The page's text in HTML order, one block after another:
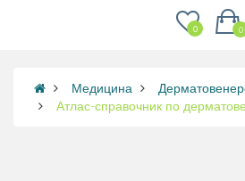
0
0
Медицина
Атлас-справочник по